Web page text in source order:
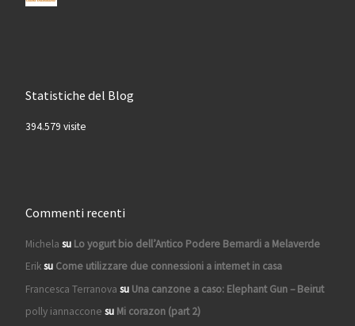
Statistiche del Blog
394.579 visite
Commenti recenti
Michela su Lo yogurt bio dell’Antico Podere Bernardi a Melaverde
Eriksu Come utilizzare due connessioni a internet in casa
Francesca Terranova su Una canzone a caso: Elephant Gun – Beirut
polly iannaccone su Mi corazon (part 2)